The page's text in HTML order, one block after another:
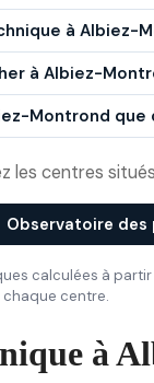
à Albiez-
à Albiez-
Montrond que
les centres
Observatoire des
calculées à
chaque centre.
à